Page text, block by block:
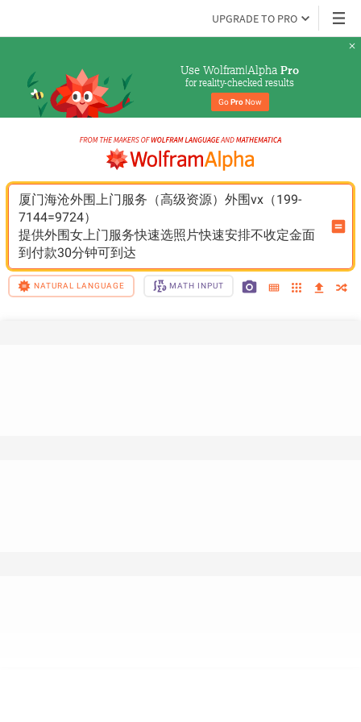
UPGRADE TO PRO
Use Wolfram|Alpha Pro
for reality-checked results
Go Pro Now
厦门海沧外围上门服务（高级资源）外围vx（199-
7144=9724）
提供外围女上门服务快速选照片快速安排不收定金面
到付款30分钟可到达
NATURAL LANGUAGE MATH INPUT